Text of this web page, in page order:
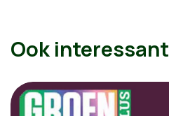
Ook interessant